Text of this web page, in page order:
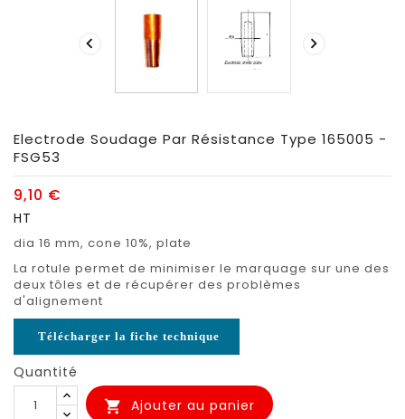
 
Electrode Soudage Par Résistance Type 165005 -
FSG53
9,10 €
HT
dia 16 mm, cone 10%, plate
La rotule permet de minimiser le marquage sur une des
deux tôles et de récupérer des problèmes
d'alignement
Télécharger la fiche technique
Quantité
 Ajouter au panier